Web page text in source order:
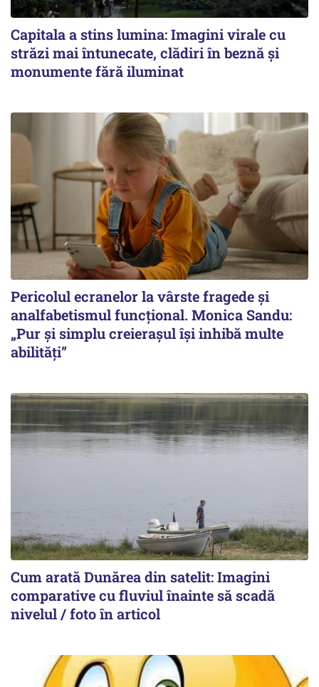
Capitala a stins lumina: Imagini virale cu
străzi mai întunecate, clădiri în beznă și
monumente fără iluminat
Pericolul ecranelor la vârste fragede și
analfabetismul funcțional. Monica Sandu:
„Pur și simplu creierașul își inhibă multe
abilități”
Cum arată Dunărea din satelit: Imagini
comparative cu fluviul înainte să scadă
nivelul / foto în articol